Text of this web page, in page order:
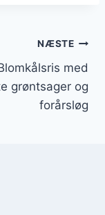
NÆSTE
med
grøntsager og
forårsløg